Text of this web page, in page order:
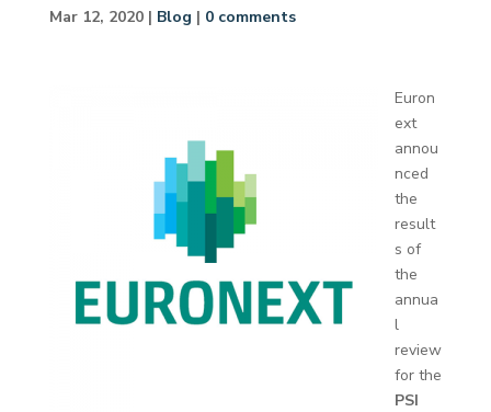
Mar 12, 2020| Blog | 0 comments
Euron
ext
annou
nced
the
result
s of
the
annua
l
review
for the
PSI